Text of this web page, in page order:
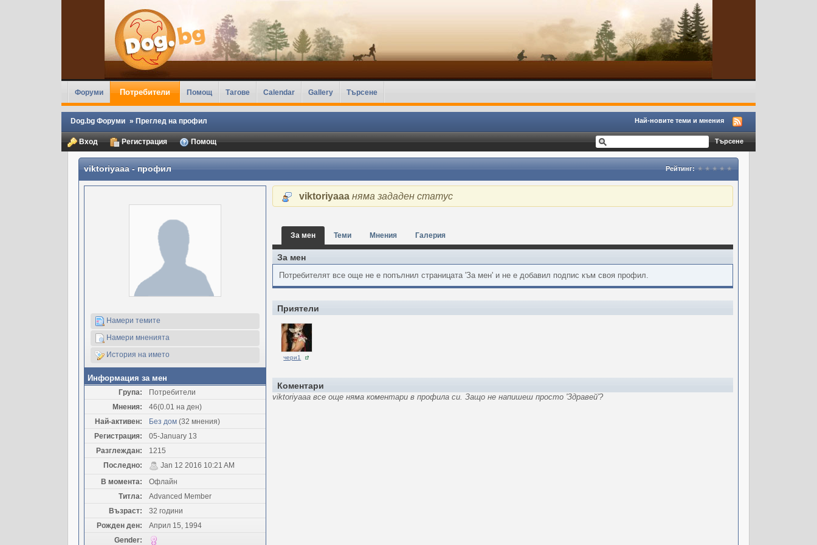
Форуми Потребители Помощ Тагове Calendar Gallery Търсене
Dog.bg Форуми » Преглед на профил Най-новите теми и мнения
Вход Регистрация Помощ
viktoriyaaa- профил Рейтинг:
Намери темите
Намери мненията
История на името
Информация за мен
Група:
Потребители
Мнения:
46(0.01 на ден)
Най-активен:
Без дом(32 мнения)
Регистрация:
05-January 13
Разглеждан:
1215
Последно:
Jan 12 2016 10:21 AM
В момента:
Офлайн
Титла:
Advanced Member
Възраст:
32 години
Рожден ден:
Април 15, 1994
Gender:
viktoriyaaa няма зададен статус
За мен Теми Мнения Галерия
За мен
Потребителят все още не е попълнил страницата 'За мен' и не е добавил подпис към своя профил.
Приятели
чери1
Коментари
viktoriyaaa все още няма коментари в профила си. Защо не напишеш просто 'Здравей'?